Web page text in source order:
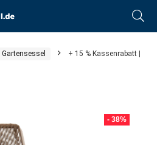
Gartensessel
+ 15 % Kassenrabatt |
- 38%